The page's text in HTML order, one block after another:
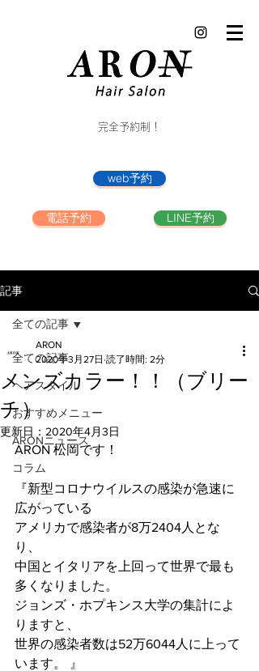
完全予約制！
web予約
電話予約 LINE予約
記事
全ての記事
ヘアスタイル
おすすめメニュー
ARONニュース
コラム
全ての記事
メンズカラー！！（ブリー
チ）
ARON
2020年3月27日 読了時間: 2分
更新日： 2020年4月3日
ARON 松岡です！
『新型コロナウイルスの感染が急速に
広がっている
アメリカで感染者が8万2404人とな
り、
中国とイタリアを上回って世界で最も
多くなりました。
ジョンズ・ホプキンス大学の集計によ
りますと、
世界の感染者数は52万6044人に上って
います。 』